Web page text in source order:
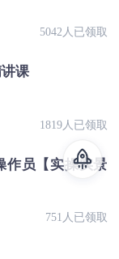
5042人已领取
课
1819人已领取
作员【实操实景
751人已领取